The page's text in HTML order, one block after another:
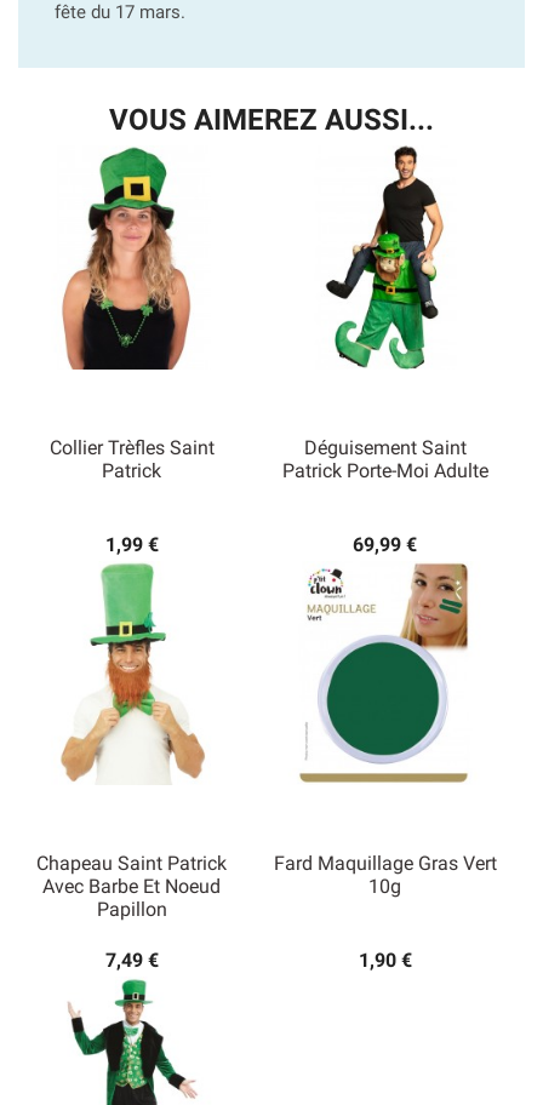
fête du 17 mars.
VOUS AIMEREZ AUSSI...
Collier Trèfles Saint
Patrick
1,99 €
Déguisement Saint
Patrick Porte-Moi Adulte
69,99 €
Chapeau Saint Patrick
Avec Barbe Et Noeud
Papillon
7,49 €
Fard Maquillage Gras Vert
10g
1,90 €